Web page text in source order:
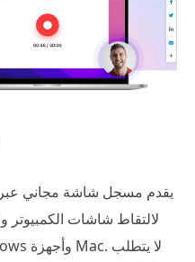
لالتقاط شاشات الكمبيوتر